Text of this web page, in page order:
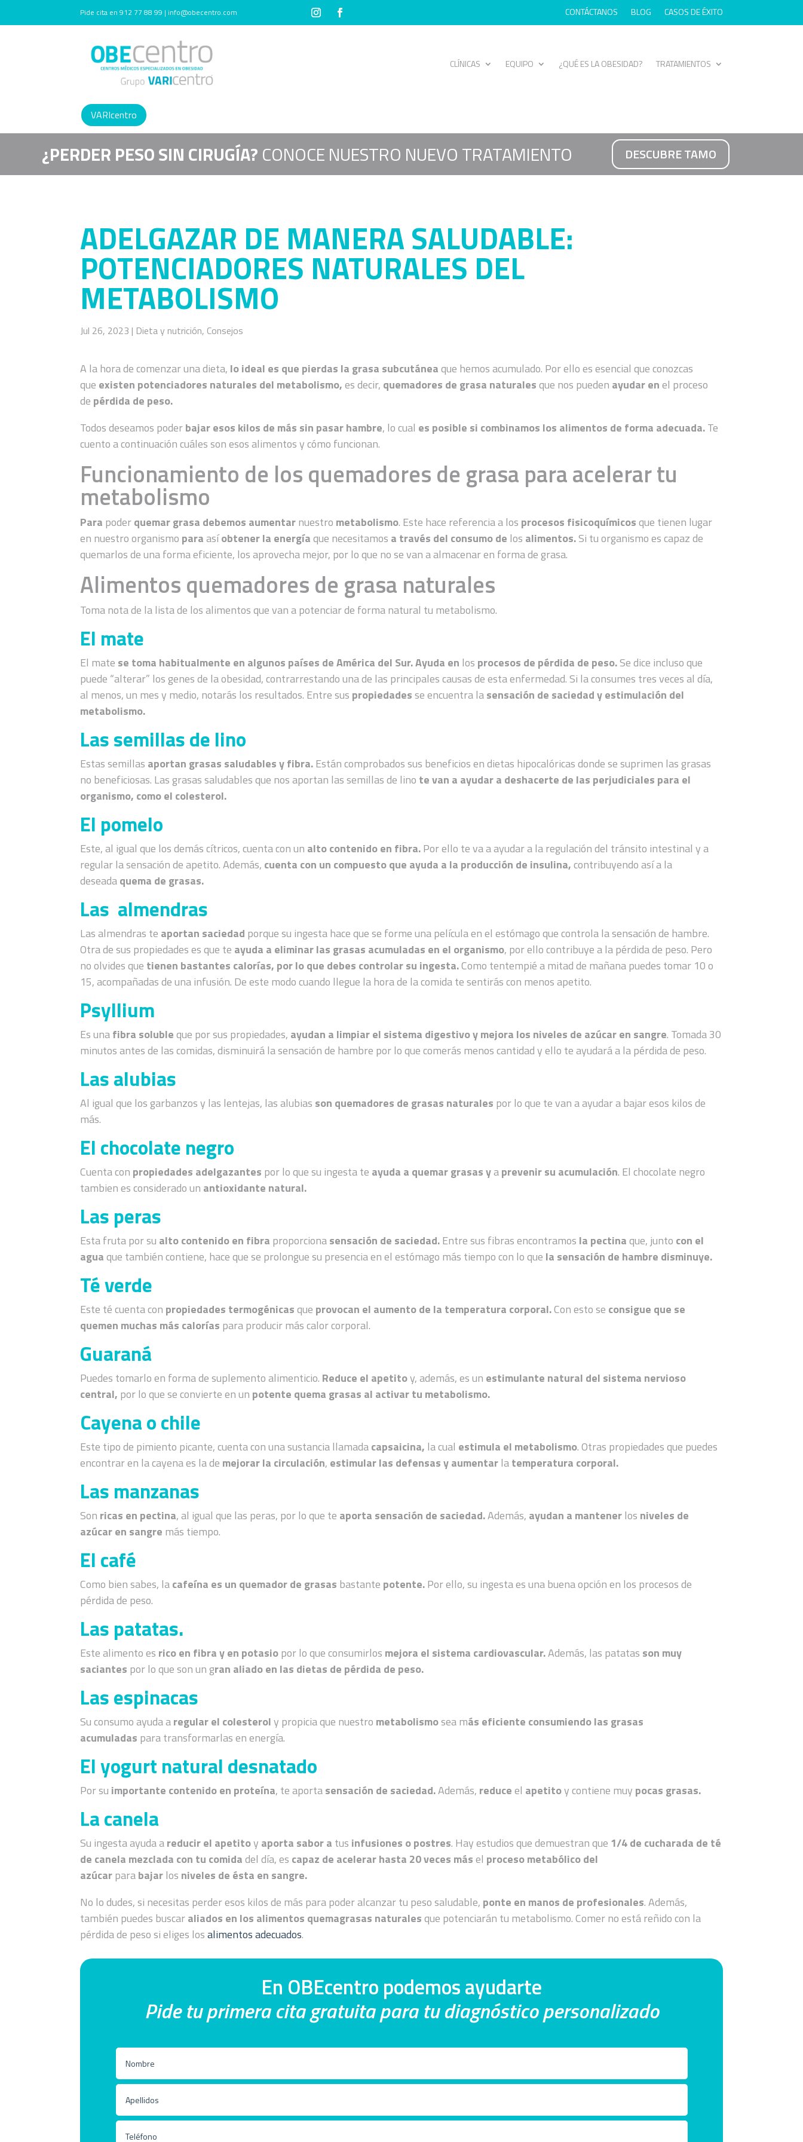
Pide cita en 912 77 88 99 | info@obecentro.com CONTÁCTANOS BLOG CASOS DE ÉXITO
CLÍNICAS EQUIPO ¿QUÉ ES LA OBESIDAD? TRATAMIENTOS
VARIcentro
¿PERDER PESO SIN CIRUGÍA? CONOCE NUESTRO NUEVO TRATAMIENTO DESCUBRE TAMO
ADELGAZAR DE MANERA SALUDABLE:
POTENCIADORES NATURALES DEL
METABOLISMO
Jul 26, 2023 | Dieta y nutrición, Consejos
A la hora de comenzar una dieta, lo ideal es que pierdas la grasa subcutáneaque hemos acumulado. Por ello es esencial que conozcas
que existen potenciadores naturales del metabolismo,es decir, quemadores de grasa naturalesque nos pueden ayudar enel proceso
de pérdida de peso.
Todos deseamos poderbajar esos kilos de más sin pasar hambre, lo cual es posible si combinamos los alimentos de forma adecuada.Te
cuento a continuación cuáles son esos alimentos y cómo funcionan.
Funcionamiento de los quemadores de grasa para acelerar tu
metabolismo
Para poderquemar grasa debemos aumentarnuestro metabolismo. Este hace referencia a los procesos fisicoquímicosque tienen lugar
en nuestro organismo paraasíobtener la energíaque necesitamos a través del consumo de los alimentos.Si tu organismo es capaz de
quemarlos de una forma eficiente, los aprovecha mejor, por lo que no se van a almacenar en forma de grasa.
Alimentos quemadores de grasa naturales
Toma nota de la lista de los alimentos que van a potenciar de forma natural tu metabolismo.
El mate
El mate se toma habitualmente en algunos países de América del Sur.Ayuda en los procesos de pérdida de peso.Se dice incluso que
puede “alterar” los genes de la obesidad, contrarrestando una de las principales causas de esta enfermedad. Si la consumes tres veces al día,
al menos, un mes y medio, notarás los resultados. Entre sus propiedadesse encuentra lasensación de saciedad y estimulación del
metabolismo.
Las semillas de lino
Estas semillas aportan grasas saludables y fibra.Están comprobados sus beneficios en dietas hipocalóricas donde se suprimen las grasas
no beneficiosas. Las grasas saludables que nos aportan las semillas de lino te van a ayudar a deshacerte de las perjudiciales para el
organismo, como el colesterol.
El pomelo
Este, al igual que los demás cítricos, cuenta con un alto contenido en fibra.Por ello te va a ayudar a la regulación del tránsito intestinal y a
regular la sensación de apetito. Además, cuenta con un compuesto que ayuda a la producción de insulina,contribuyendo así a la
deseadaquema de grasas.
Las almendras
Las almendras te aportan saciedad porque su ingesta hace que se forme una película en el estómago que controla la sensación de hambre.
Otra de sus propiedades es que te ayuda a eliminar las grasas acumuladas en el organismo, por ello contribuye a la pérdida de peso. Pero
no olvides que tienen bastantes calorías, por lo que debes controlar su ingesta.Como tentempié a mitad de mañana puedes tomar 10 o
15, acompañadas de una infusión. De este modo cuando llegue la hora de la comida te sentirás con menos apetito.
Psyllium
Es unafibra solubleque por sus propiedades, ayudan a limpiar el sistema digestivo y mejora los niveles de azúcar en sangre. Tomada 30
minutos antes de las comidas, disminuirá la sensación de hambre por lo que comerás menos cantidad y ello te ayudará a la pérdida de peso.
Las alubias
Al igual que los garbanzos y las lentejas, las alubias son quemadores de grasas naturales por lo que te van a ayudar a bajar esos kilos de
más.
El chocolate negro
Cuenta con propiedades adelgazantes por lo que su ingesta te ayuda a quemar grasas yaprevenir su acumulación. El chocolate negro
tambien es considerado un antioxidante natural.
Las peras
Esta fruta por su alto contenido en fibra proporcionasensación de saciedad.Entre sus fibras encontramos la pectinaque, junto con el
aguaque también contiene, hace que se prolongue su presencia en el estómago más tiempo con lo que la sensación de hambre disminuye.
Té verde
Este té cuenta con propiedades termogénicasque provocan el aumento de la temperatura corporal.Con esto se consigue que se
quemen muchas más calorías para producir más calor corporal.
Guaraná
Puedes tomarlo en forma de suplemento alimenticio. Reduce el apetitoy, además, es un estimulante natural del sistema nervioso
central, por lo que se convierte en un potente quema grasas al activar tu metabolismo.
Cayena o chile
Este tipo de pimiento picante, cuenta con una sustancia llamadacapsaicina, la cual estimula el metabolismo. Otras propiedades que puedes
encontrar en la cayena es la de mejorar la circulación, estimular las defensas y aumentarlatemperatura corporal.
Las manzanas
Son ricas en pectina, al igual que las peras, por lo que te aporta sensación de saciedad.Además, ayudan a mantenerlos niveles de
azúcar en sangre más tiempo.
El café
Como bien sabes, lacafeína es un quemador de grasas bastante potente.Por ello, su ingesta es una buena opción en los procesos de
pérdida de peso.
Las patatas.
Este alimento es rico en fibra y en potasiopor lo que consumirlos mejora el sistema cardiovascular.Además, las patatas son muy
saciantes por lo que son un gran aliado en las dietas de pérdida de peso.
Las espinacas
Su consumo ayuda aregular el colesteroly propicia que nuestro metabolismosea más eficiente consumiendo las grasas
acumuladas para transformarlas en energía.
El yogurt natural desnatado
Por su importante contenido en proteína, te aportasensación de saciedad.Además, reduceel apetitoy contiene muy pocas grasas.
La canela
Su ingesta ayuda areducir el apetitoy aporta sabor a tus infusiones o postres. Hay estudios que demuestran que 1/4 de cucharada de té
de canela mezclada con tu comidadel día, es capaz de acelerar hasta 20 veces másel proceso metabólico del
azúcarparabajarlos niveles de ésta en sangre.
No lo dudes, si necesitas perder esos kilos de más para poder alcanzar tu peso saludable, ponte en manos de profesionales. Además,
también puedes buscaraliados en los alimentos quemagrasas naturalesque potenciarán tu metabolismo. Comer no está reñido con la
pérdida de peso si eliges losalimentos adecuados.
En OBEcentro podemos ayudarte
Pide tu primera cita gratuita para tu diagnóstico personalizado